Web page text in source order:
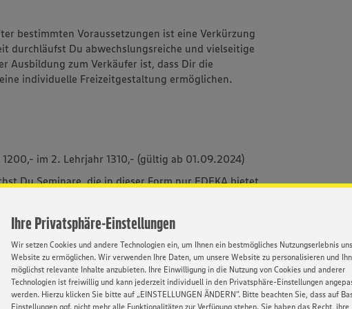
Ihre Privatsphäre-Einstellungen
Wir setzen Cookies und andere Technologien ein, um Ihnen ein bestmögliches Nutzungserlebnis
Website zu ermöglichen. Wir verwenden Ihre Daten, um unsere Website zu personalisieren und
möglichst relevante Inhalte anzubieten. Ihre Einwilligung in die Nutzung von Cookies und anderer
Technologien ist freiwillig und kann jederzeit individuell in den Privatsphäre-Einstellungen
werden. Hierzu klicken Sie bitte auf „EINSTELLUNGEN ÄNDERN”. Bitte beachten Sie, dass auf
Einstellungen ggf. nicht mehr alle Funktionalitäten zur Verfügung stehen. Sie haben das Recht, ihre
bestimmten Voraussetzungen ist eine Verkürzung
durchläufst Du abwechslungsreiche und vielseitige
Ausbildung zum Verkäufer ist, dass Dir die
individuelle Freizeitgestaltung ermöglichen.
im 2. Lehrjahr 1310,- (gültig ab 01.09.2024)
Du Seminare, die in dieser Form nur EDEKA bietet
für die Praxis liefern.
gegessen wird immer
– Mit Herz, Fleiß & unseren
bei uns alles werden
und lerne Dich selber kennen - die vielfältigen
zeigen Dir, wer Du bist!